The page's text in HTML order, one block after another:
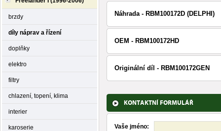
brzdy
díly náprav a řízení
doplňky
elektro
filtry
chlazení, topení, klima
interier
karoserie
Náhrada - RBM100172D (DELPHI)
OEM - RBM100172HD
Originální díl - RBM100172GEN
KONTAKTNÍ FORMULÁŘ
Vaše jméno: